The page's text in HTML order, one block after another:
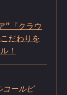
”『クラウ
だわりを
！
コールビ